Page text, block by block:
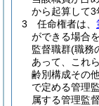
から起算して3
3
任命権者は、
ができる場合
監督職群(職務
あって、これ
齢別構成その
で定める管理
属する管理監